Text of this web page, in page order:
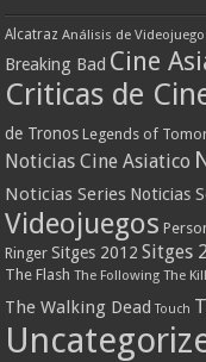
Alcatraz Análisis de
Breaking Bad Cine
Criticas de
de Tronos Legends of
Noticias Cine Asiatico
Noticias Series Noticias
Videojuegos
Ringer Sitges 2012 Sitges
The Flash The Following The
The Walking Dead Touch